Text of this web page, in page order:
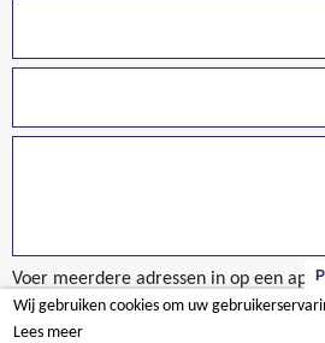
Voer meerdere adressen in op een
door een komma.
Wij gebruiken cookies om uw
Lees meer